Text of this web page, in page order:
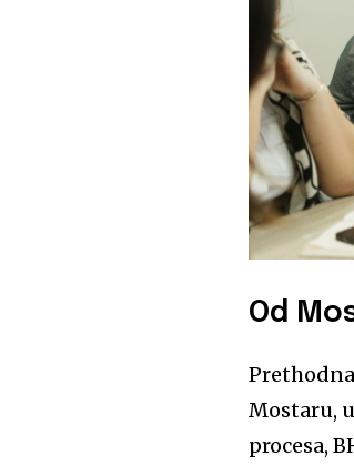
Od
Mostaru,
procesa,